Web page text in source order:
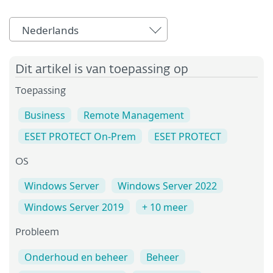
Nederlands
Dit artikel is van toepassing op
Toepassing
Business
Remote Management
ESET PROTECT On-Prem
ESET PROTECT
OS
Windows Server
Windows Server 2022
Windows Server 2019
+ 10 meer
Probleem
Onderhoud en beheer
Beheer